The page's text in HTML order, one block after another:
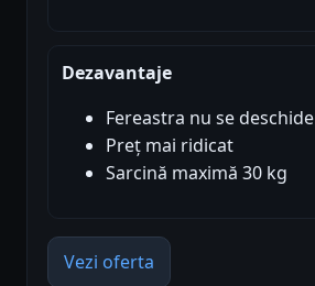
Dezavantaje
Fereastra nu se deschide
Preț mai ridicat
Sarcină maximă 30 kg
Vezi oferta